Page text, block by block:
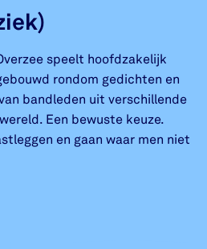
speelt hoofdzakelijk
rondom gedichten en
bandleden uit verschillende
Een bewuste keuze.
en gaan waar men niet